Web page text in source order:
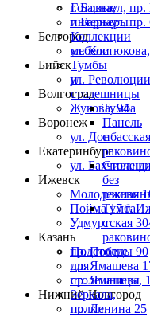
Готовые
интерьеры
Коллекции
мебели
Тумбы
и
столешницы
Тумба
Панель
с
без
Тумба
с
Подстолье
для
столешницы
Зеркала,
полки,
г. Барнаул,
г. Барнаул,
Белгород
ул. Костюкова,
Бийск
ул.
Волгоград
Жукова, 94
Воронеж
ул.
Екатеринбург
ул.
Ижевск
Молодежная
Пойма 17 г.
Удмуртская
Казань
пр. Победы 90
пр. Ямашева
пр. Ямашева,
Нижний Новгород
пр. Ленина 25